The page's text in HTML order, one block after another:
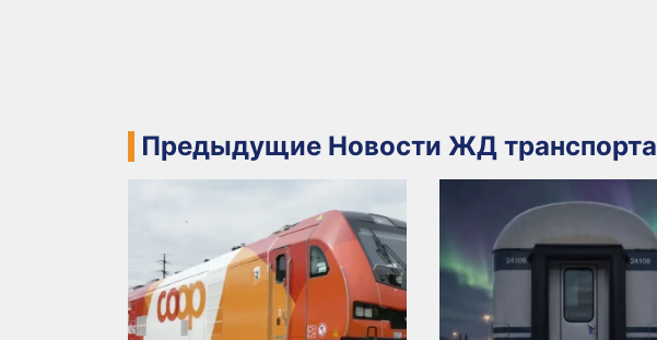
Предыдущие Новости ЖД транспорта